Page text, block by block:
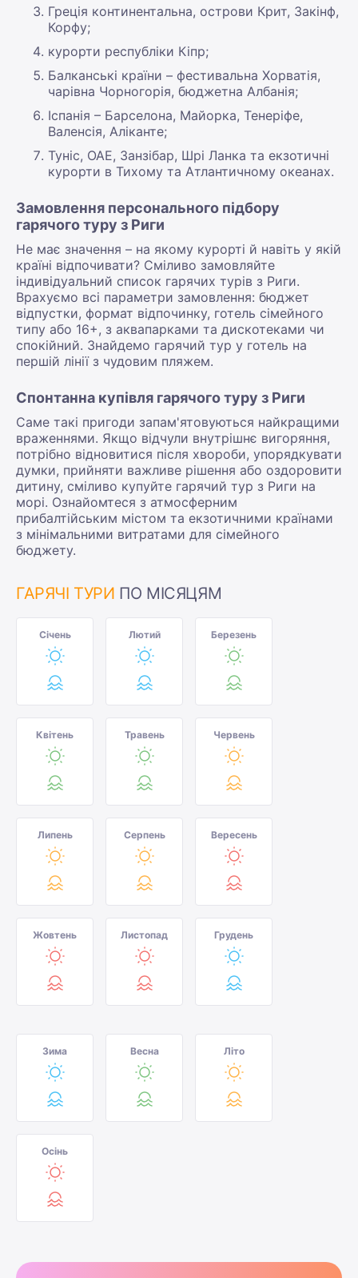
Греція континентальна, острови Крит, Закінф,
Корфу;
курорти республіки Кіпр;
Балканські країни – фестивальна Хорватія,
чарівна Чорногорія, бюджетна Албанія;
Іспанія – Барселона, Майорка, Тенеріфе,
Валенсія, Аліканте;
Туніс, ОАЕ, Занзібар, Шрі Ланка та екзотичні
курорти в Тихому та Атлантичному океанах.
Замовлення персонального підбору
гарячого туру з Риги
Не має значення – на якому курорті й навіть у якій
країні відпочивати? Сміливо замовляйте
індивідуальний список гарячих турів з Риги.
Врахуємо всі параметри замовлення: бюджет
відпустки, формат відпочинку, готель сімейного
типу або 16+, з аквапарками та дискотеками чи
спокійний. Знайдемо гарячий тур у готель на
першій лінії з чудовим пляжем.
Спонтанна купівля гарячого туру з Риги
Саме такі пригоди запам'ятовуються найкращими
враженнями. Якщо відчули внутрішнє вигоряння,
потрібно відновитися після хвороби, упорядкувати
думки, прийняти важливе рішення або оздоровити
дитину, сміливо купуйте гарячий тур з Риги на
морі. Ознайомтеся з атмосферним
прибалтійським містом та екзотичними країнами
з мінімальними витратами для сімейного
бюджету.
ГАРЯЧІ ТУРИ ПО МІСЯЦЯМ
Січень Лютий Березень
Квітень Травень Червень
Липень Серпень Вересень
Жовтень Листопад Грудень
Зима Весна Літо
Осінь